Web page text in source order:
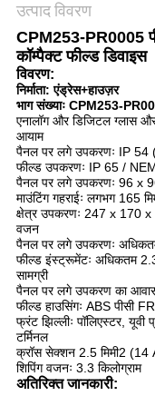
उत्पाद विवरण
CPM253-PR0005
कॉम्पैक्ट फील्ड डिवाइस
विवरण:
निर्माता: एंड्रेस+हाउज़र
भाग संख्याः CPM253-
एनालॉग और डिजिटल ग्लास
आयाम
पैनल पर लगे उपकरणः IP 54
फील्ड उपकरणः IP 65 /
पैनल पर लगे उपकरणः 96 x
माउंटिंग गहराईः लगभग 165
क्षेत्र उपकरणः 247 x 170
वजन
पैनल पर लगे उपकरणः
फील्ड इंस्ट्रूमेंटः अधिकतम
सामग्री
पैनल पर लगे उपकरण का आवासः
फील्ड हाउसिंगः ABS पीसी FR
फ्रंट झिल्लीः पॉलिएस्टर, यूवी
टर्मिनल
क्रॉस सेक्शन 2.5 मिमी2 (14
शिपिंग वजनः 3.3 किलोग्राम
अतिरिक्त जानकारी: